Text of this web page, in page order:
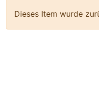
Dieses Item wurde